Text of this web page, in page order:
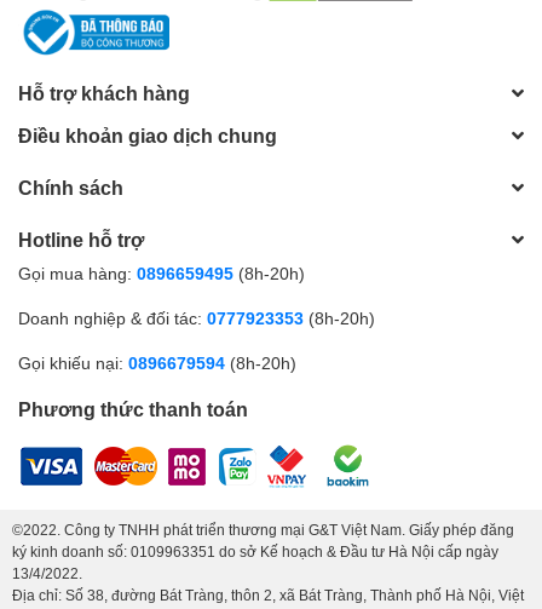
Hỗ trợ khách hàng
Điều khoản giao dịch chung
Chính sách
Hotline hỗ trợ
Gọi mua hàng: 0896659495 (8h-20h)
Doanh nghiệp & đối tác: 0777923353 (8h-20h)
Gọi khiếu nại: 0896679594 (8h-20h)
Phương thức thanh toán
©2022. Công ty TNHH phát triển thương mại G&T Việt Nam. Giấy phép đăng
ký kinh doanh số: 0109963351 do sở Kế hoạch & Đầu tư Hà Nội cấp ngày
13/4/2022.
Địa chỉ: Số 38, đường Bát Tràng, thôn 2, xã Bát Tràng, Thành phố Hà Nội, Việt